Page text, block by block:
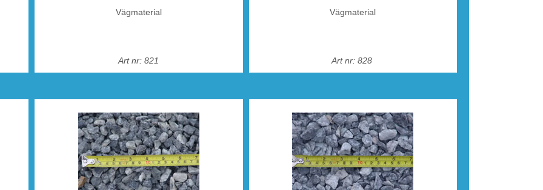
Vägmaterial
Art nr: 821
Vägmaterial
Art nr: 828